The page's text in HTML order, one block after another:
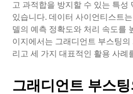
고 과적합을 방지할 수 있는 특성
있습니다. 데이터 사이언티스트
델의 예측 정확도와 처리 속도를
이지에서는 그래디언트 부스팅의
리고 세 가지 대표적인 활용 사례
그래디언트 부스팅